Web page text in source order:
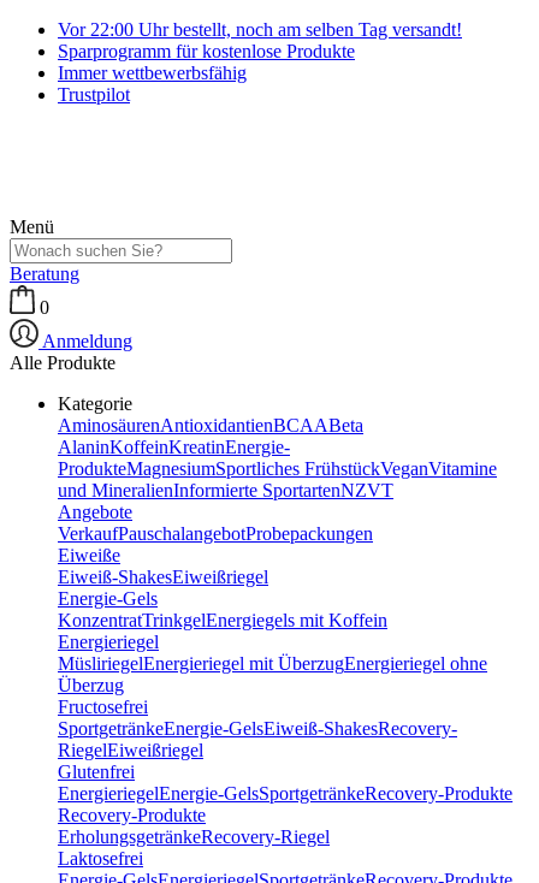
Vor 22:00 Uhr bestellt, noch am selben Tag versandt!
Sparprogramm für kostenlose Produkte
Immer wettbewerbsfähig
Trustpilot
Menü
Beratung
0
Anmeldung
Alle Produkte
Kategorie
AminosäurenAntioxidantienBCAABeta
AlaninKoffeinKreatinEnergie-
ProdukteMagnesiumSportliches FrühstückVeganVitamine
und MineralienInformierte SportartenNZVT
Angebote
VerkaufPauschalangebotProbepackungen
Eiweiße
Eiweiß-ShakesEiweißriegel
Energie-Gels
KonzentratTrinkgelEnergiegels mit Koffein
Energieriegel
MüsliriegelEnergieriegel mit ÜberzugEnergieriegel ohne
Überzug
Fructosefrei
SportgetränkeEnergie-GelsEiweiß-ShakesRecovery-
RiegelEiweißriegel
Glutenfrei
EnergieriegelEnergie-GelsSportgetränkeRecovery-Produkte
Recovery-Produkte
ErholungsgetränkeRecovery-Riegel
Laktosefrei